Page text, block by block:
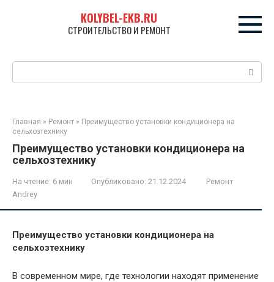
KOLYBEL-EKB.RU
СТРОИТЕЛЬСТВО И РЕМОНТ
Главная » Ремонт » Преимущество установки кондиционера на
сельхозтехнику
Преимущество установки кондиционера на
сельхозтехнику
На чтение: 6 мин Опубликовано: 21.12.2024
Ремонт
Andrey
Преимущество установки кондиционера на
сельхозтехнику
В современном мире, где технологии находят применение